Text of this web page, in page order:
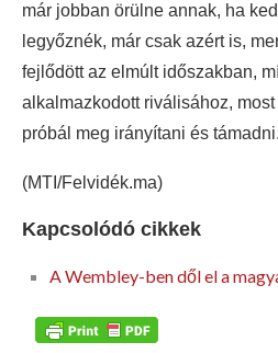
már jobban örülne annak, ha
legyőznék, már csak azért is,
fejlődött az elmúlt időszakban,
alkalmazkodott riválisához,
próbál meg irányítani és támadni.
(MTI/Felvidék.ma)
Kapcsolódó cikkek
A Wembley-ben dől el a